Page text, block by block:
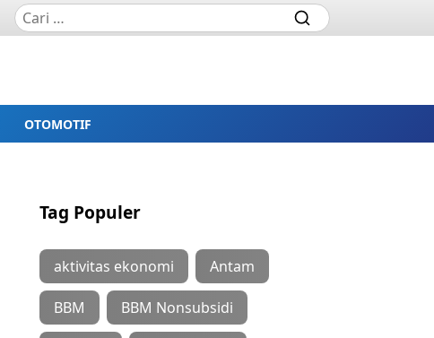
OTOMOTIF
Tag Populer
aktivitas ekonomi Antam
BBM BBM Nonsubsidi